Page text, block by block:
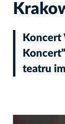
Koncert
teatru